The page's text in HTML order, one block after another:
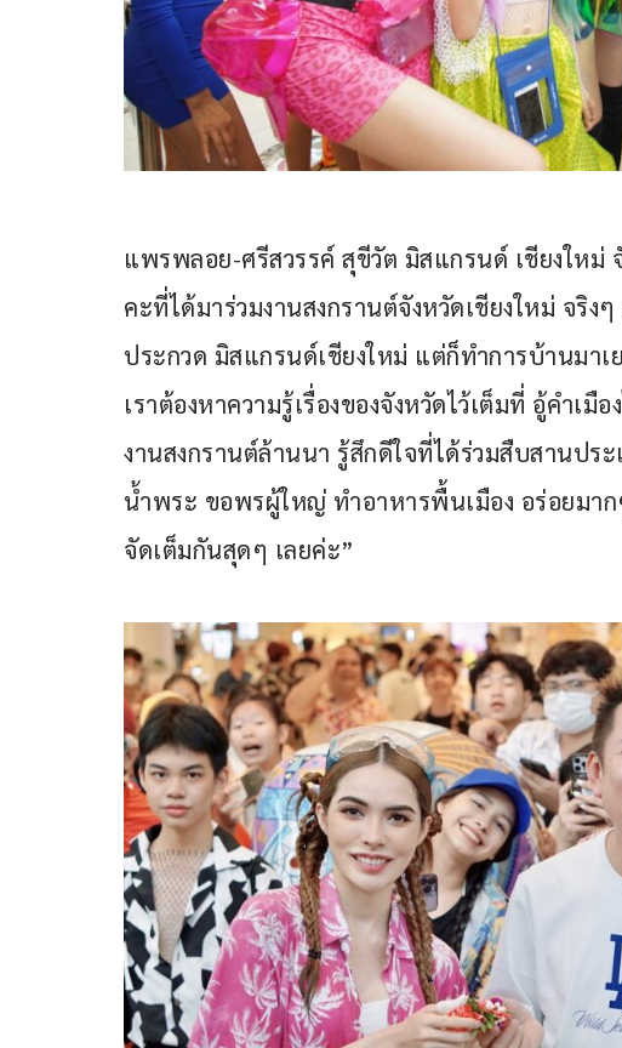
แพรพลอย-ศรีสวรรค์ สุขีวัต มิสแกรนด์ เชียงใหม่
คะที่ได้มาร่วมงานสงกรานต์จังหวัดเชียงใหม่ จริ
ประกวด มิสแกรนด์เชียงใหม่ แต่ก็ทำการบ้านมาเ
เราต้องหาความรู้เรื่องของจังหวัดไว้เต็มที่ อู้คำเมื
งานสงกรานต์ล้านนา รู้สึกดีใจที่ได้ร่วมสืบสานป
น้ำพระ ขอพรผู้ใหญ่ ทำอาหารพื้นเมือง อร่อยมา
จัดเต็มกันสุดๆ เลยค่ะ”